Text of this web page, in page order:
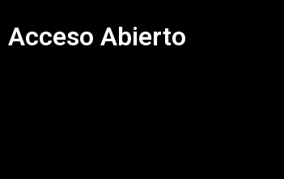
Acceso Abierto